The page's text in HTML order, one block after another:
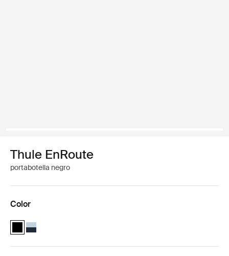
Thule EnRoute
portabotella negro
Color
Thule EnRoute water bottle holder Negro (selected)
Thule EnRoute water bottle holder Azul suave/el azul más